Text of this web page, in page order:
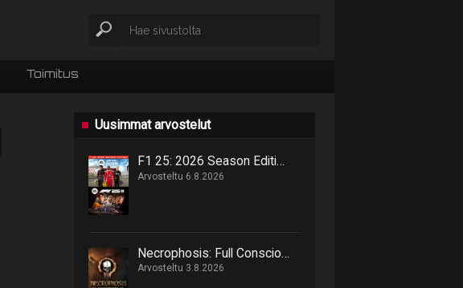
Toimitus
Uusimmat arvostelut
F1 25: 2026 Season Edition niputtaa uutta ja vanhaa samaan pakettiin
Arvosteltu 6.8.2026
Necrophosis: Full Consciousness tarjoilee lovecraftimaisen matkan painajaisnäkymiin
Arvosteltu 3.8.2026